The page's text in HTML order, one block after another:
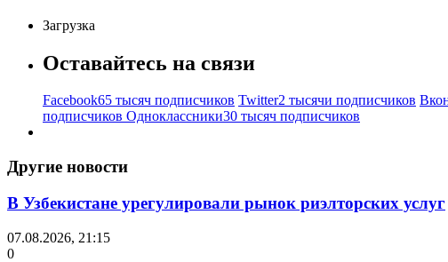
Загрузка
Оставайтесь на связи
Facebook65 тысяч подписчиков Twitter2 тысячи подписчиков
подписчиков Одноклассники30 тысяч подписчиков
Другие новости
В Узбекистане урегулировали рынок риэлторских услуг
07.08.2026, 21:15
0